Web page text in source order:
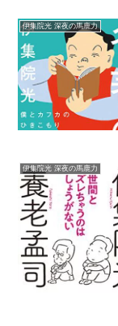
伊集院光 深夜の馬鹿力
伊集院光 深夜の馬鹿力